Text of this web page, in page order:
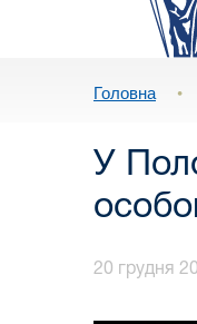
Головна •
У
20 грудня